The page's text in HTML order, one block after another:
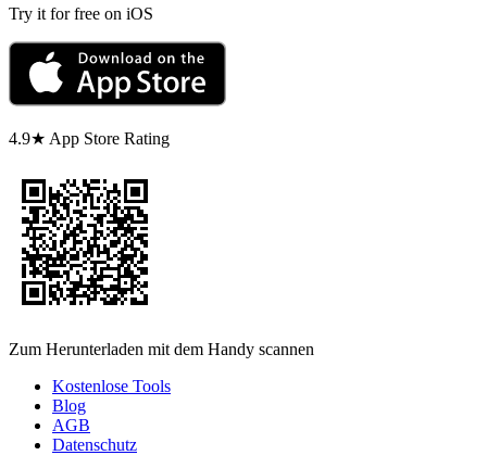
Try it for free on iOS
4.9★ App Store Rating
Zum Herunterladen mit dem Handy scannen
Kostenlose Tools
Blog
AGB
Datenschutz